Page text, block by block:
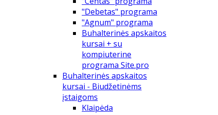
"Debetas" programa
"Agnum" programa
Buhalterinės apskaitos
kursai + su
kompiuterine
programa Site.pro
Buhalterinės apskaitos
kursai - Biudžetinėms
įstaigoms
Klaipėda